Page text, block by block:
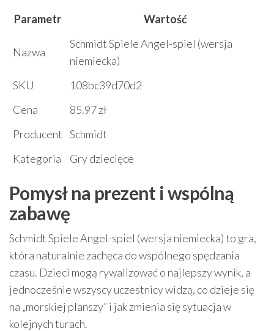
Parametr
Wartość
Nazwa
Schmidt Spiele Angel-spiel (wersja
niemiecka)
SKU
108bc39d70d2
Cena
85.97 zł
Producent Schmidt
Kategoria
Gry dziecięce
Pomysł na prezent i wspólną
zabawę
Schmidt Spiele Angel-spiel (wersja niemiecka) to gra,
która naturalnie zachęca do wspólnego spędzania
czasu. Dzieci mogą rywalizować o najlepszy wynik, a
jednocześnie wszyscy uczestnicy widzą, co dzieje się
na „morskiej planszy” i jak zmienia się sytuacja w
kolejnych turach.